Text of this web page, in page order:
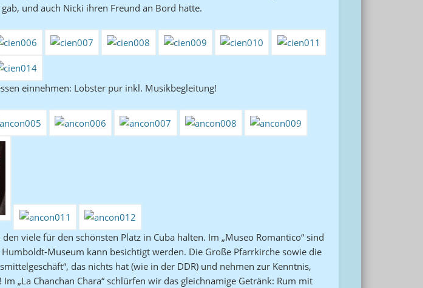
und auch Nicki ihren Freund an Bord hatte.
einnehmen: Lobster pur inkl. Musikbegleitung!
viele für den schönsten Platz in Cuba halten. Im „Museo Romantico“ sind
Museum kann besichtigt werden. Die Große Pfarrkirche sowie die
das nichts hat (wie in der DDR) und nehmen zur Kenntnis,
„La Chanchan Chara“ schlürfen wir das gleichnamige Getränk: Rum mit